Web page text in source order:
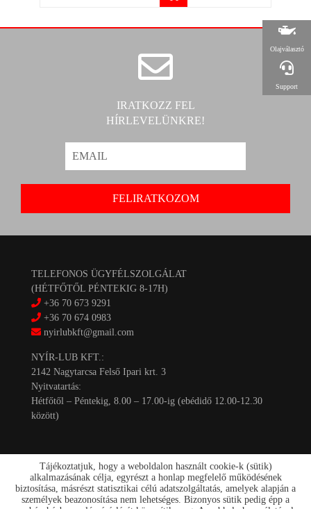
IRATKOZZ FEL
HÍRLEVELÜNKRE!
TELEFONOS ÜGYFÉLSZOLGÁLAT
(HÉTFŐTŐL PÉNTEKIG 8-17H)
+36 70 673 9291
+36 70 674 0983
nyirlubkft@gmail.com
NYÍR-LUB KFT.:
2142 Nagytarcsa Felső Ipari krt. 3
Nyitvatartás:
Hétfőtől – Péntekig, 8.00 – 17.00-ig (ebédidő 12.00-12.30
között)
Kapcsolat
Olajválasztó
Support
Tájékoztatjuk, hogy a weboldalon használt cookie-k (sütik)
alkalmazásának célja, egyrészt a honlap megfelelő működésének
biztosítása, másrészt statisztikai célú adatszolgáltatás, amelyek alapján a
személyek beazonosítása nem lehetséges. Bizonyos sütik pedig épp a